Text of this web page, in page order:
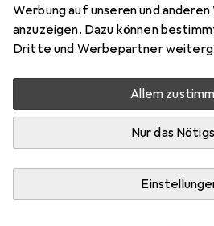
Werbung auf unseren und
anzuzeigen. Dazu können
Dritte und Werbepartner
Allem
Nur das